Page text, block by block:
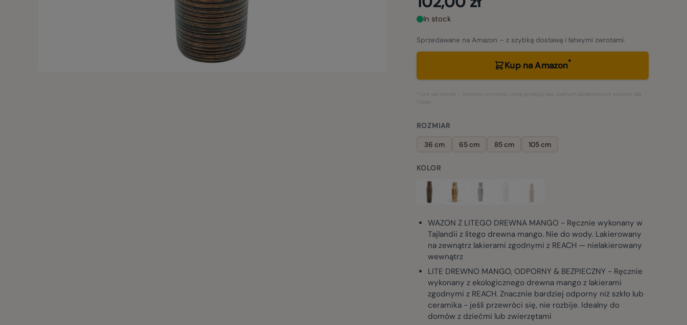
In stock
Sprzedawane na Amazon – z szybką dostawą i łatwymi zwrotami.
Kup na Amazon*
* Link partnerski – możemy otrzymać małą prowizję bez żadnych dodatkowych kosztów dla
Ciebie.
ROZMIAR
36 cm 65 cm 85 cm 105 cm
KOLOR
WAZON Z LITEGO DREWNA MANGO - Ręcznie wykonany w
Tajlandii z litego drewna mango. Nie do wody. Lakierowany
na zewnątrz lakierami zgodnymi z REACH — nielakierowany
wewnątrz
LITE DREWNO MANGO, ODPORNY & BEZPIECZNY - Ręcznie
wykonany z ekologicznego drewna mango z lakierami
zgodnymi z REACH. Znacznie bardziej odporny niż szkło lub
ceramika - jeśli przewróci się, nie rozbije. Idealny do
domów z dziećmi lub zwierzętami